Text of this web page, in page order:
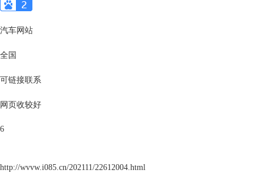
汽车网站
全国
可链接联系
网页收较好
6
http://wvvw.i085.cn/202111/22612004.html